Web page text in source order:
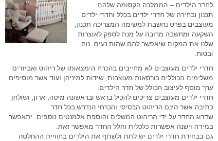
לחדר הילדים – הממלכה הקסומה שלהם.
תכנון ובחירה של חדרי ילדים בכלל וחדרי ילדים
מעוצבים בפרט נחשבת למשימה המצריכה תכנון,
השקעה ומחשבה מרובה על מנת לספק לאוצרות
שלנו את המקום שיאפשר להם שהות נעים, נוח
ובטוח.
חדרי ילדים מעוצבים לא מחייבים בהכרח הימצאותו של ריהוט ואביזרים
משלימים הכוללים כורסאות מעוצבות, שידות למיניהן ועוד אשר מוסיפים
ערך מוסף לעיצוב הכולל של חדר הילדים.
חדרי ילדים מעוצבים צריכים להכיל בראש ובראשונה מיטה, ארון, ושולחן
כתיבה אשר הינם הריהוט הבסיסי והכרחי הנדרש בכל חדר
שדרוג החדר על ידי הריהוט המשלים והוספת אלמנטים נוספים יתאפשר
במידה וישנה אפשרות כלכלית וחלל החדר מאפשר זאת.
גם בבחירת חדרי ילדים יש לתת ולשתף את הילדים בחוויית ההחלטה